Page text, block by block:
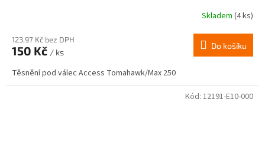
Skladem (4 ks)
123,97 Kč bez DPH
150 Kč / ks
Do košíku
Těsnění pod válec Access Tomahawk/Max 250
Kód: 12191-E10-000